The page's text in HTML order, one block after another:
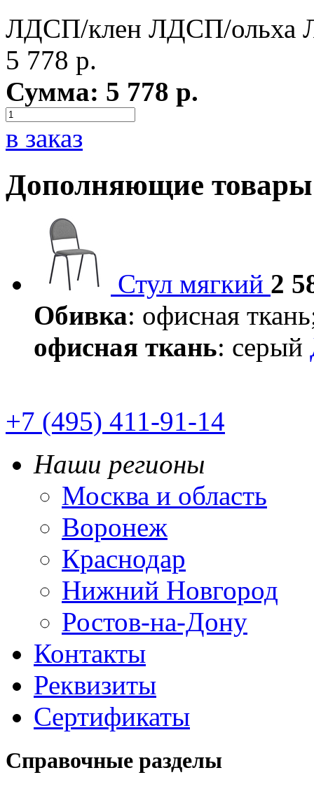
ЛДСП/клен ЛДСП/ольха
5 778 р.
Сумма: 5 778 р.
в заказ
Дополняющие товары
Стул мягкий 2
Обивка: офисная
офисная ткань: серый
+7 (495) 411-91-14
Наши регионы
Москва и область
Воронеж
Краснодар
Нижний Новгород
Ростов-на-Дону
Контакты
Реквизиты
Сертификаты
Справочные разделы